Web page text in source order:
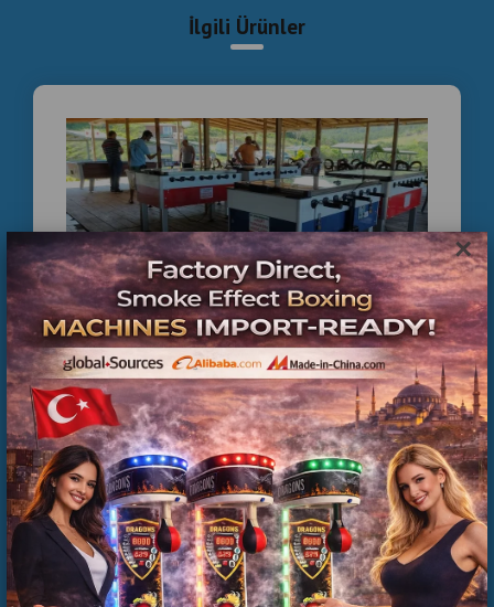
×
HEMEN ARA – ANINDA REZERVASYON:
🌐 langirttamiri.com
Langırt Kiralama Fiyatları
İstanbul
Fiyatlar aşağıdaki kriterlere göre değişir:
✔ Kiralama süresi (saatlik / günlük)
✔ Masa tipi (profesyonel / jetonlu)
✔ Organizasyon büyüklüğü
✔ Kurulum lokasyonu
👉En uygun fiyat için hemen arayın
Neden Profesyonel Langırt?
✔ Turnuva kalitesinde masalar
✔ Dayanıklı ve hızlı oyun deneyimi
✔ Etkinlikte maksimum eğlence
İlgili Ürünler
BAYRAMPAŞA CİRO PAYLAŞIMLI LANGIRT
KURULUMU